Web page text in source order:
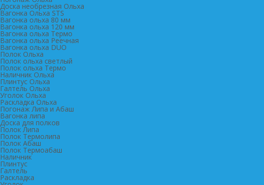
Доска необрезная Ольха
Вагонка Ольха STS
Вагонка ольха 80 мм
Вагонка ольха 120 мм
Вагонка ольха Термо
Вагонка ольха Реечная
Вагонка ольха DUO
Полок Ольха
Полок ольха светлый
Полок ольха Термо
Наличник Ольха
Плинтус Ольха
Галтель Ольха
Уголок Ольха
Раскладка Ольха
Погонаж Липа и Абаш
Вагонка липа
Доска для полков
Полок Липа
Полок Термолипа
Полок Абаш
Полок Термоабаш
Наличник
Плинтус
Галтель
Раскладка